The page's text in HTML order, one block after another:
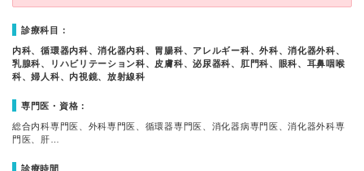
診療科目：
内科、循環器内科、消化器内科、胃腸科、アレルギー科、外科、消化器外科、
乳腺科、リハビリテーション科、皮膚科、泌尿器科、肛門科、眼科、耳鼻咽喉
科、婦人科、内視鏡、放射線科
専門医・資格：
総合内科専門医、外科専門医、循環器専門医、消化器病専門医、消化器外科専
門医、肝…
診療時間